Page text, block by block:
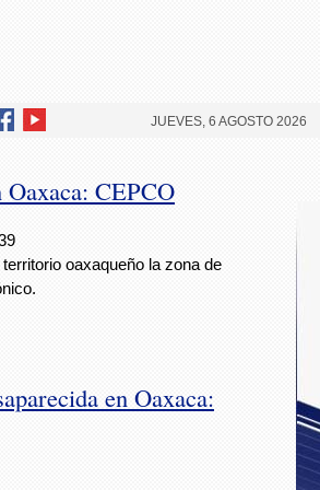
JUEVES, 6 AGOSTO 2026
CEPCO
oaxaqueño la zona de
en Oaxaca: